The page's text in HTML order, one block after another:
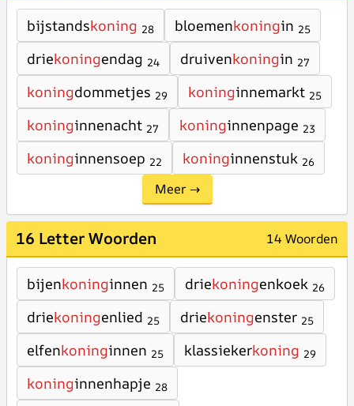
bijstandskoning 28 bloemenkoningin 25
driekoningendag 24 druivenkoningin 27
koningdommetjes 29 koninginnemarkt 25
koninginnenacht 27 koninginnenpage 23
koninginnensoep 22 koninginnenstuk 26
Meer →
16 Letter Woorden 14 Woorden
bijenkoninginnen 25 driekoningenkoek 26
driekoningenlied 25 driekoningenster 25
elfenkoninginnen 25 klassiekerkoning 29
koninginnenhapje 28